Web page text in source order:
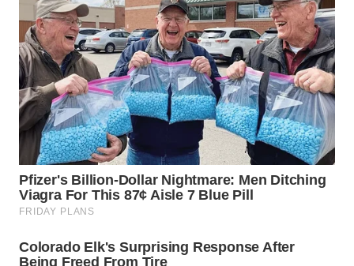
TAPANULI
SELATAN
WN
TANJUNG
LESUNG
WN
KARO
WN
SIMALUNGUN
WN